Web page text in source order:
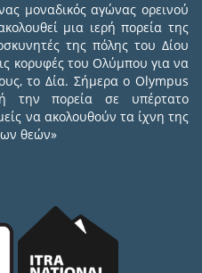
μοναδικός αγώνας ορεινού
μια ιερή πορεία της
της πόλης του Δίου
κορυφές του Ολύμπου για να
το Δία. Σήμερα ο Olympus
την πορεία σε υπέρτατο
να ακολουθούν τα ίχνη της
θεών»